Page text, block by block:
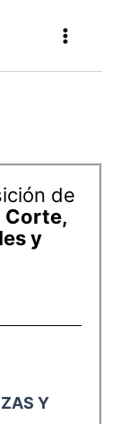
de
Corte,
y
Y